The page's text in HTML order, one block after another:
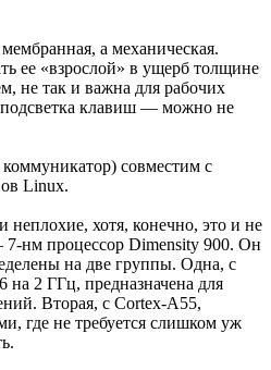
а механическая.
ее «взрослой» в ущерб толщине
не так и важна для рабочих
клавиш — можно не
совместим с
Linux.
неплохие, хотя, конечно, это и не
нм процессор Dimensity 900. Он
на две группы. Одна, с
на 2 ГГц, предназначена для
Вторая, с Cortex-A55,
где не требуется слишком уж